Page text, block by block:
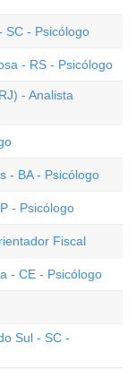
SC - Psicólogo
- RS - Psicólogo
- Analista
- BA - Psicólogo
- Psicólogo
Fiscal
- CE - Psicólogo
Sul - SC -